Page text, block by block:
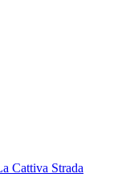
Cattiva Strada